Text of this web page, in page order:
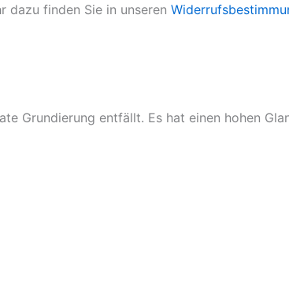
dazu finden Sie in unseren
Grundierung entfällt. Es hat einen hohen